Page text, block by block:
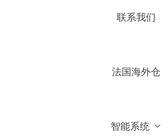
联系我们
法国海外仓
智能系统
4.你们国内有公司吗？